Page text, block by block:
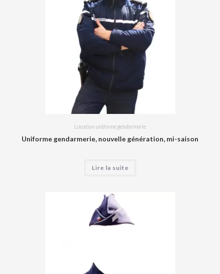
Location uniforme gendarmerie
Uniforme gendarmerie, nouvelle génération, mi-saison
Lire la suite